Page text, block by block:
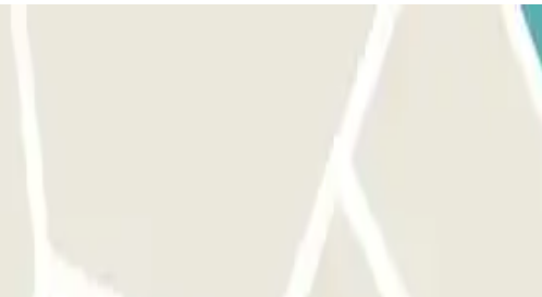
VAN HET VOERTUIG: • Er wordt een AUDIT uitgevoerd (exterieur)
CONTRACT. Uw exemplaar wordt verzonden naar het door u
“Algemene voorwaarden”. • Voordat u vertrekt, herinnert